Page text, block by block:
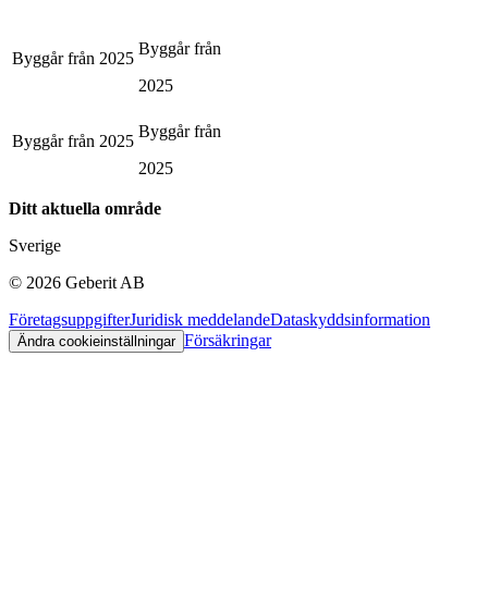
Byggår från 2025
Byggår från
2025
Byggår från 2025
Byggår från
2025
Ditt aktuella område
Sverige
© 2026 Geberit AB
FöretagsuppgifterJuridisk meddelandeDataskyddsinformation
Ändra cookieinställningar Försäkringar